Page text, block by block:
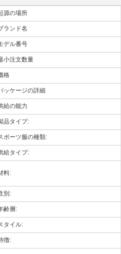
源の場所
ランド名
デル番号
小注文数量
格
ッケージの詳細
給の能力
品タイプ:
ポーツ服の種類:
給タイプ:
料:
別:
齢層:
タイル:
徴: